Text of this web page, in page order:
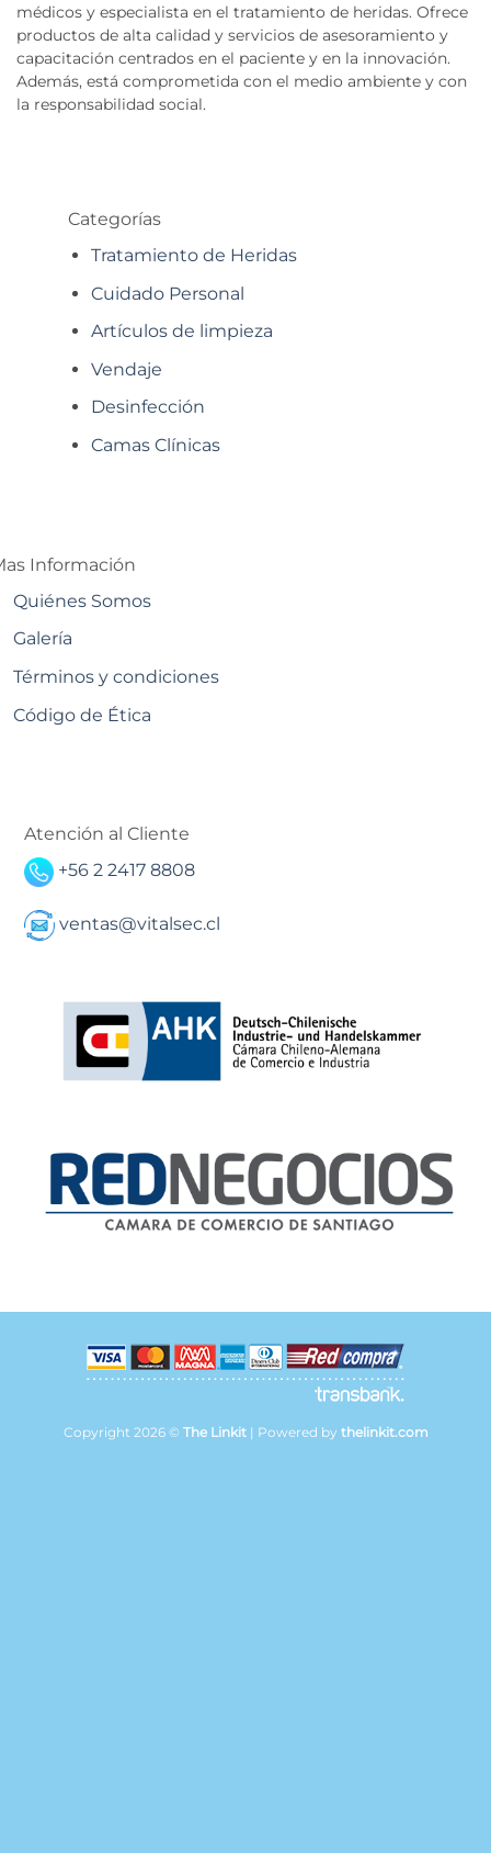
médicos y especialista en el tratamiento de heridas. Ofrece
productos de alta calidad y servicios de asesoramiento y
capacitación centrados en el paciente y en la innovación.
Además, está comprometida con el medio ambiente y con
la responsabilidad social.
Categorías
Tratamiento de Heridas
Cuidado Personal
Artículos de limpieza
Vendaje
Desinfección
Camas Clínicas
Información
Quiénes Somos
Galería
Términos y condiciones
Código de Ética
Atención al Cliente
+56 2 2417 8808
ventas@vitalsec.cl
Copyright 2026 © The Linkit| Powered by thelinkit.com